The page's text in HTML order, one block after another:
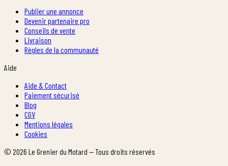
Publier une annonce
Devenir partenaire pro
Conseils de vente
Livraison
Règles de la communauté
Aide
Aide & Contact
Paiement sécurisé
Blog
CGV
Mentions légales
Cookies
© 2026 Le Grenier du Motard — Tous droits réservés